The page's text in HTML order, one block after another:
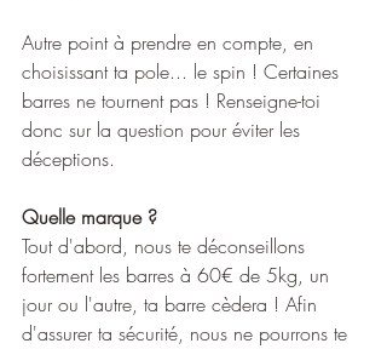
Autre point à prendre en compte, en
choisissant ta pole... le spin ! Certaines
barres ne tournent pas ! Renseigne-toi
donc sur la question pour éviter les
déceptions.
Quelle marque ?
Tout d'abord, nous te déconseillons
fortement les barres à 60€ de 5kg, un
jour ou l'autre, ta barre cèdera ! Afin
d'assurer ta sécurité, nous ne pourrons te